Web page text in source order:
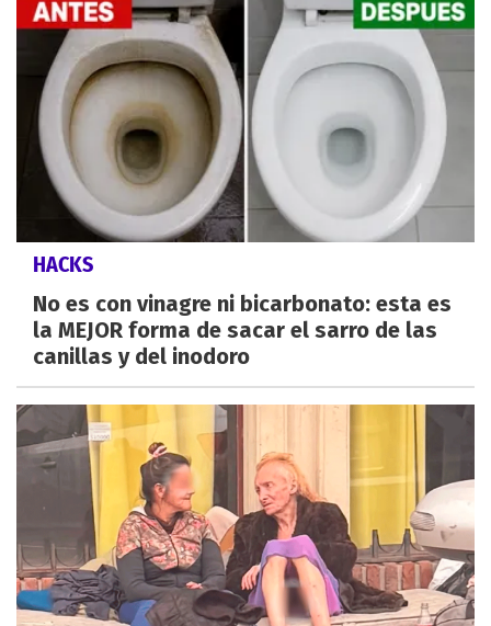
HACKS
No es con vinagre ni bicarbonato: esta es
la MEJOR forma de sacar el sarro de las
canillas y del inodoro